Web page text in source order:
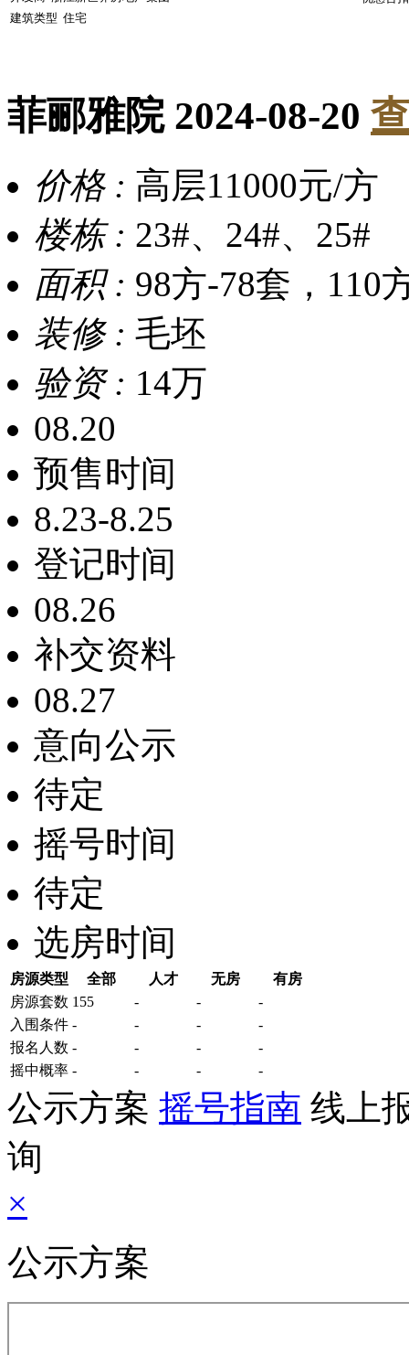
建筑类型 住宅
菲郦雅院 2024-08-20
价格 : 高层11000元/方
楼栋 : 23#、24#、25#
面积 : 98方-78套，110
装修 : 毛坯
验资 : 14万
08.20
预售时间
8.23-8.25
登记时间
08.26
补交资料
08.27
意向公示
待定
摇号时间
待定
选房时间
房源类型 全部 人才 无房
有房
房源套数 155 - -
-
入围条件 - - -
-
报名 人数 - - -
-
摇中概率 - - - -
公示方案 摇号指南 线上
询
×
公示方案